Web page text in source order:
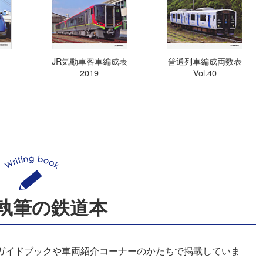
JR気動車客車編成表
2019
普通列車編成両数表
Vol.40
筆の鉄道本
ドブックや車両紹介コーナーのかたちで掲載していま